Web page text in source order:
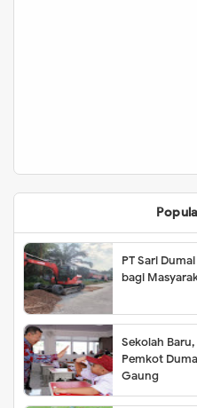
PT Sari
bagi
Sekolah
Pemkot
Gaung